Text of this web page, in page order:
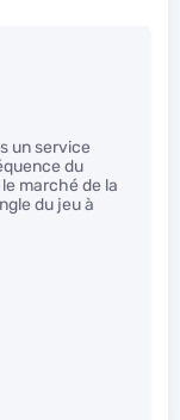
un service
du
marché de la
du jeu à